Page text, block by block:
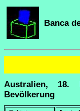
Banca
Australien, 18.
Bevölkerung